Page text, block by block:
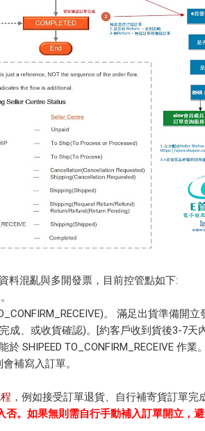
料混亂與多開發票，目前控管點如下:
。 滿足出貨準備開
成、或收貨確認)。[約客戶收到貨後3-7天
SHIPEED TO_CONFIRM_RECEIVE 作
補寫入訂單。
，例如接受訂單退貨、自行補寄貨訂單完
。如果無則需自行手動補入訂單開立，避